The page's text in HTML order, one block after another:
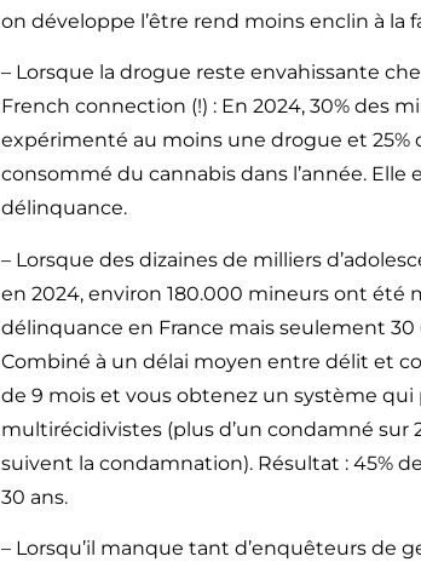
on développe l’être rend moins enclin à la
– Lorsque la drogue reste envahissante
French connection (!) : En 2024, 30% des
expérimenté au moins une drogue et 25%
consommé du cannabis dans l’année. Elle
délinquance.
– Lorsque des dizaines de milliers
en 2024, environ 180.000 mineurs ont été
délinquance en France mais seulement
Combiné à un délai moyen entre délit et
de 9 mois et vous obtenez un système
multirécidivistes (plus d’un condamné sur
suivent la condamnation). Résultat : 45%
30 ans.
– Lorsqu’il manque tant d’enquêteurs de